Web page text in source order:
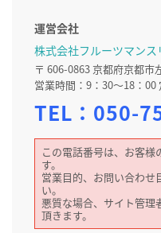
運営会社
株式会社フルーツマンス
〒 606-0863 京都府京都市
営業時間：9：30～18：
TEL： 050-
この電話番号は、お客
す。
営業目的、お問い合わせ
い。
悪質な場合、サイト管理
頂きます。